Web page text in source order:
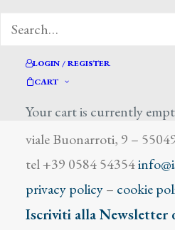
LOGIN / REGISTER
CART
Your cart is currently
Istituto Matteucci
viale Buonarroti, 9 –
tel +39 0584 54354
privacy policy– cookie
Iscriviti alla Newsletter